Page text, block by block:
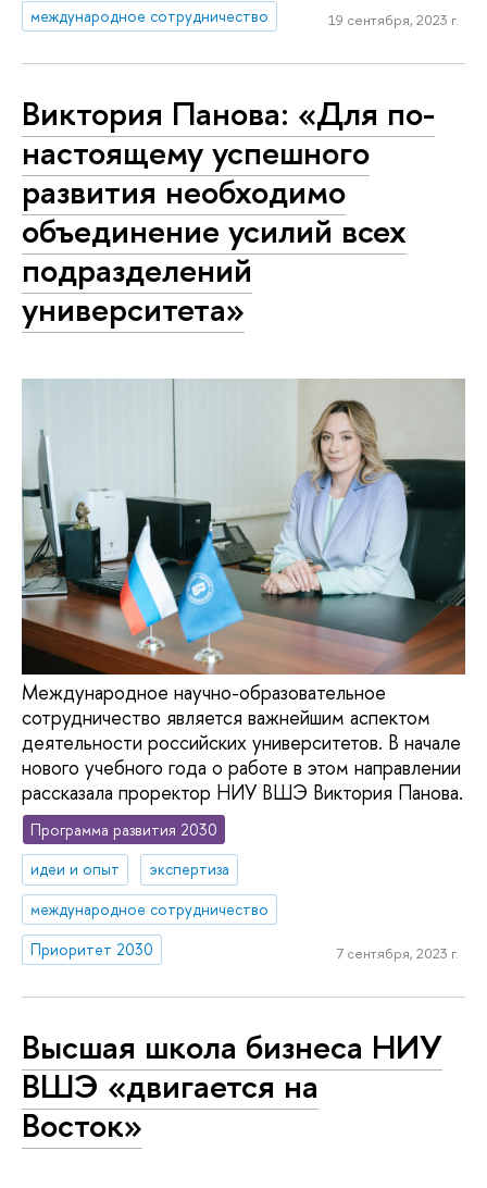
международное сотрудничество 19 сентября, 2023 г.
Виктория Панова: «Для по-
настоящему успешного
развития необходимо
объединение усилий всех
подразделений
университета»
Международное научно-образовательное
сотрудничество является важнейшим аспектом
деятельности российских университетов. В начале
нового учебного года о работе в этом направлении
рассказала проректор НИУ ВШЭ Виктория Панова.
Программа развития 2030
идеи и опыт
экспертиза
международное сотрудничество
Приоритет 2030
7 сентября, 2023 г.
Высшая школа бизнеса НИУ
ВШЭ «двигается на
Восток»